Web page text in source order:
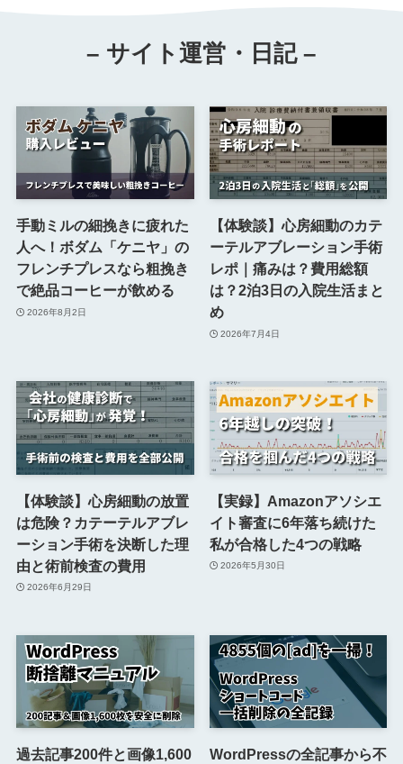
– サイト運営・日記 –
手動ミルの細挽きに疲れた
人へ！ボダム「ケニヤ」の
フレンチプレスなら粗挽き
で絶品コーヒーが飲める
2026年8月2日
【体験談】心房細動のカテ
ーテルアブレーション手術
レポ｜痛みは？費用総額
は？2泊3日の入院生活まと
め
2026年7月4日
【体験談】心房細動の放置
は危険？カテーテルアブレ
ーション手術を決断した理
由と術前検査の費用
2026年6月29日
【実録】Amazonアソシエ
イト審査に6年落ち続けた
私が合格した4つの戦略
2026年5月30日
過去記事200件と画像1,600
WordPressの全記事から不